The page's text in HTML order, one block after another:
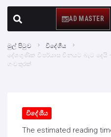
AD MASTER
මුල් පිටුව
විදේශීය
දේශගුණික විපර්යාස චීනයට බැට
ගංවතුරක්
විදේශීය
The estimated reading